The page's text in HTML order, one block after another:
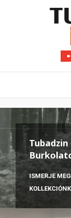
ISMERJE